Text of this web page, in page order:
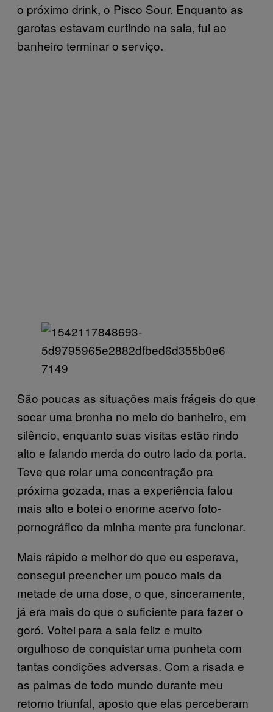
o próximo drink, o Pisco Sour. Enquanto as
garotas estavam curtindo na sala, fui ao
banheiro terminar o serviço.
São poucas as situações mais frágeis do que
socar uma bronha no meio do banheiro, em
silêncio, enquanto suas visitas estão rindo
alto e falando merda do outro lado da porta.
Teve que rolar uma concentração pra
próxima gozada, mas a experiência falou
mais alto e botei o enorme acervo foto-
pornográfico da minha mente pra funcionar.
Mais rápido e melhor do que eu esperava,
consegui preencher um pouco mais da
metade de uma dose, o que, sinceramente,
já era mais do que o suficiente para fazer o
goró. Voltei para a sala feliz e muito
orgulhoso de conquistar uma punheta com
tantas condições adversas. Com a risada e
as palmas de todo mundo durante meu
retorno triunfal, aposto que elas perceberam